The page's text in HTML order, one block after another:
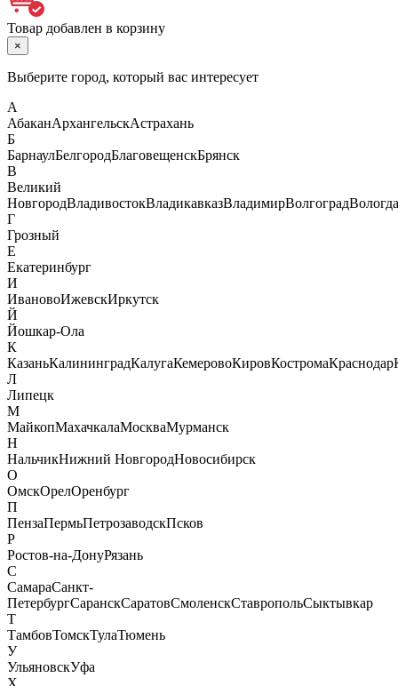
Товар добавлен в корзину
×
Выберите город, который вас интересует
А
АбаканАрхангельскАстрахань
Б
БарнаулБелгородБлаговещенскБрянск
В
Великий
НовгородВладивостокВладикавказВладимирВолгоградВологда
Г
Грозный
Е
Екатеринбург
И
ИвановоИжевскИркутск
Й
Йошкар-Ола
К
КазаньКалининградКалугаКемеровоКировКостромаКраснодар
Л
Липецк
М
МайкопМахачкалаМоскваМурманск
Н
НальчикНижний НовгородНовосибирск
О
ОмскОрелОренбург
П
ПензаПермьПетрозаводскПсков
Р
Ростов-на-ДонуРязань
С
СамараСанкт-
ПетербургСаранскСаратовСмоленскСтавропольСыктывкар
Т
ТамбовТомскТулаТюмень
У
УльяновскУфа
Х